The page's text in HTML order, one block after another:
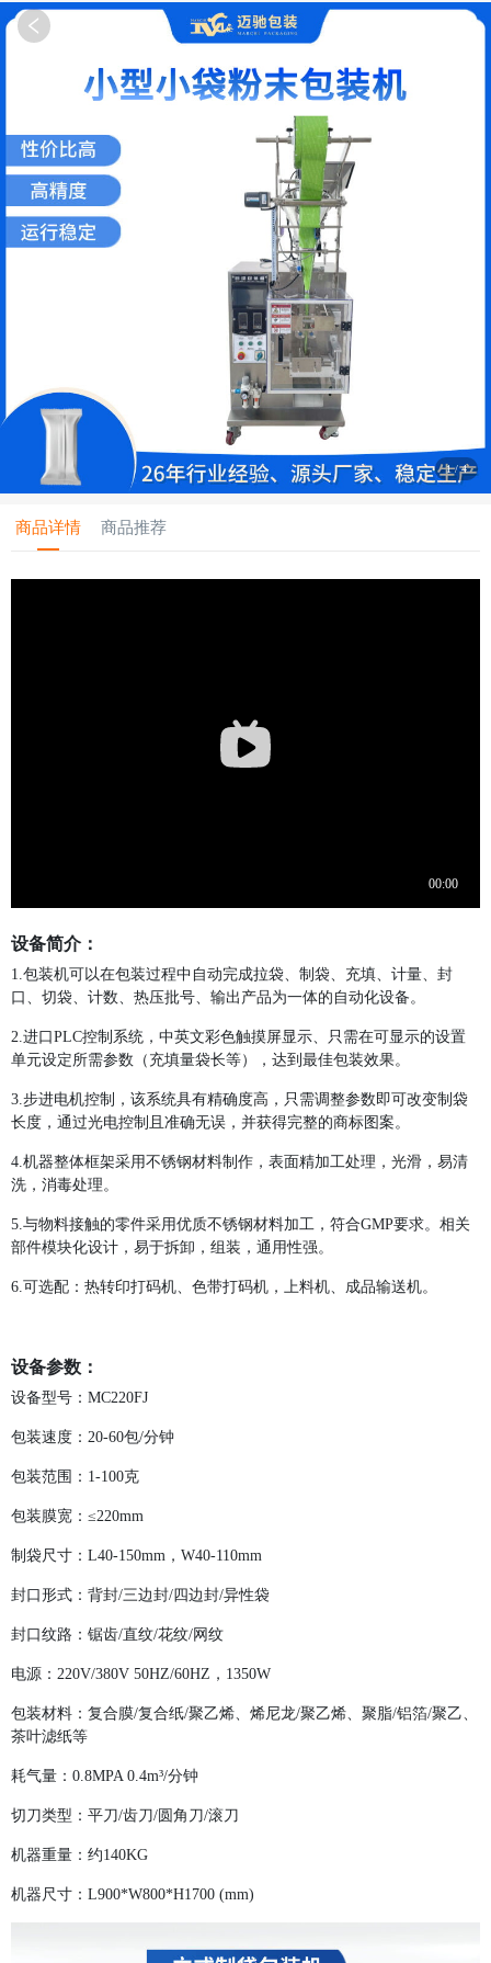
1/4
商品详情 商品推荐
设备简介：
1.包装机可以在包装过程中自动完成拉袋、制袋、充填、计量、封
口、切袋、计数、热压批号、输出产品为一体的自动化设备。
2.进口PLC控制系统，中英文彩色触摸屏显示、只需在可显示的设置
单元设定所需参数（充填量袋长等），达到最佳包装效果。
3.步进电机控制，该系统具有精确度高，只需调整参数即可改变制袋
长度，通过光电控制且准确无误，并获得完整的商标图案。
4.机器整体框架采用不锈钢材料制作，表面精加工处理，光滑，易清
洗，消毒处理。
5.与物料接触的零件采用优质不锈钢材料加工，符合GMP要求。相关
部件模块化设计，易于拆卸，组装，通用性强。
6.可选配：热转印打码机、色带打码机，上料机、成品输送机。
设备参数：
设备型号：MC220FJ
包装速度：20-60包/分钟
包装范围：1-100克
包装膜宽：≤220mm
制袋尺寸：L40-150mm，W40-110mm
封口形式：背封/三边封/四边封/异性袋
封口纹路：锯齿/直纹/花纹/网纹
电源：220V/380V 50HZ/60HZ，1350W
包装材料：复合膜/复合纸/聚乙烯、烯尼龙/聚乙烯、聚脂/铝箔/聚乙、
茶叶滤纸等
耗气量：0.8MPA 0.4m³/分钟
切刀类型：平刀/齿刀/圆角刀/滚刀
机器重量：约140KG
机器尺寸：L900*W800*H1700 (mm)